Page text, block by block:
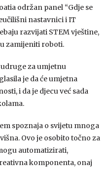
održan panel “Gdje se
nastavnici i IT
razvijati STEM vještine,
zamijeniti roboti.
za umjetnu
je da će umjetna
i da je djecu već sada
spoznaja o svijetu mnoga
Ovo je osobito točno za
automatizirati,
komponenta, onaj